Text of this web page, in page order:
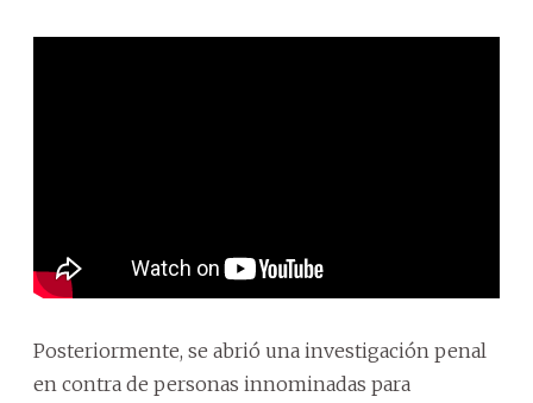
Posteriormente, se abrió una investigación penal
en contra de personas innominadas para